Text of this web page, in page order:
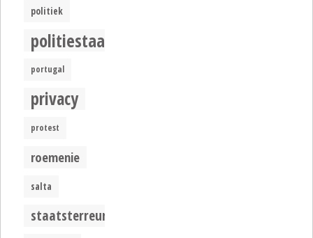
politiek
politiestaat
portugal
privacy
protest
roemenie
salta
staatsterreur